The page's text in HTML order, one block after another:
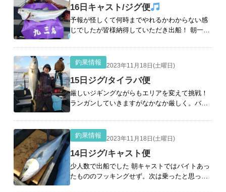
16日キャスト/ジグ便
予報が怪しくて何時までやれるかわからない感
じでしたが皆様納得していただき出船！ 朝一よ
り多数バイトがありサクッと10kオーバーゲット
次の流しも多数バイトありましたがバラシの
み。 その後沈黙でしたがまた
釣果情報 2023年11月18日(土曜日)
15日ジグ/タイラバ便
厳しいジギングながらもエリアを変えて挑戦！
ランガンしていきますがなかなか厳しく。バラ
シももったいなかったです。 朝はナイスヒラマ
サゲット
その後ヤズ追加でタイラバでお土産
確保へ ヒラマサ、ヤズ２、タイ
釣果情報 2023年11月18日(土曜日)
14日ジグ/キャスト便
少人数で出船でした 朝キャストではバイトあっ
たもののフッキングせず。次は乗ったと思った
らバラシと流れの悪いスタート。 その後ジグで